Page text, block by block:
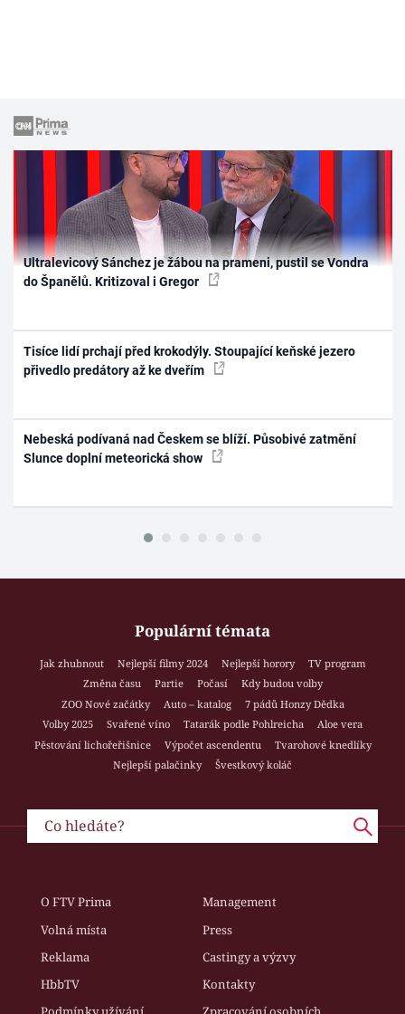
Ultralevicový Sánchez je žábou na prameni, pustil se Vondra
do Španělů. Kritizoval i Gregor
Tisíce lidí prchají před krokodýly. Stoupající keňské jezero
přivedlo predátory až ke dveřím
Nebeská podívaná nad Českem se blíží. Působivé zatmění
Slunce doplní meteorická show
Populární témata
Jak zhubnout Nejlepší filmy 2024 Nejlepší horory
TV program
Změna času
Partie Počasí
Kdy budou volby
ZOO Nové začátky
Auto – katalog
7 pádů Honzy Dědka
Volby 2025
Svařené víno Tatarák podle Pohlreicha
Aloe vera
Pěstování lichořeřišnice
Výpočet ascendentu
Tvarohové knedlíky
Nejlepší palačinky
Švestkový koláč
O FTV Prima
Management
Volná místa
Press
Reklama
Castingy a výzvy
HbbTV
Kontakty